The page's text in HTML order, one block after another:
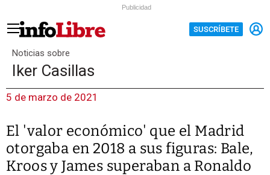
Publicidad
SUSCRÍBETE
Noticias sobre
Iker Casillas
5 de marzo de 2021
El 'valor económico' que el Madrid
otorgaba en 2018 a sus figuras: Bale,
Kroos y James superaban a Ronaldo